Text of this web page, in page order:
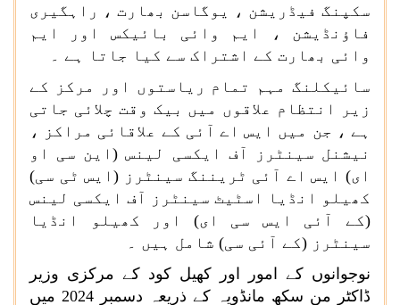
سکپنگ فیڈریشن ، یوگاسن بھارت ، راہگیری
فاؤنڈیشن ، ایم وائی بائیکس اور ایم
وائی بھارت کے اشتراک سے کیا جاتا ہے ۔
سائیکلنگ مہم تمام ریاستوں اور مرکز کے
زیر انتظام علاقوں میں بیک وقت چلائی جاتی
ہے ، جن میں ایس اے آئی کے علاقائی مراکز ،
نیشنل سینٹرز آف ایکسی لینس (این سی او
ای) ایس اے آئی ٹریننگ سینٹرز (ایس ٹی سی)
کھیلو انڈیا اسٹیٹ سینٹرز آف ایکسی لینس
(کے آئی ایس سی ای) اور کھیلو انڈیا
سینٹرز (کے آئی سی) شامل ہیں ۔
نوجوانوں کے امور اور کھیل کود کے مرکزی وزیر
ڈاکٹر من سکھ مانڈویہ کے ذریعہ دسمبر 2024 میں